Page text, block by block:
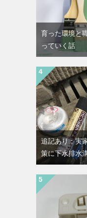
育った環境と
っていく話
追記あり：実
策に下水排水